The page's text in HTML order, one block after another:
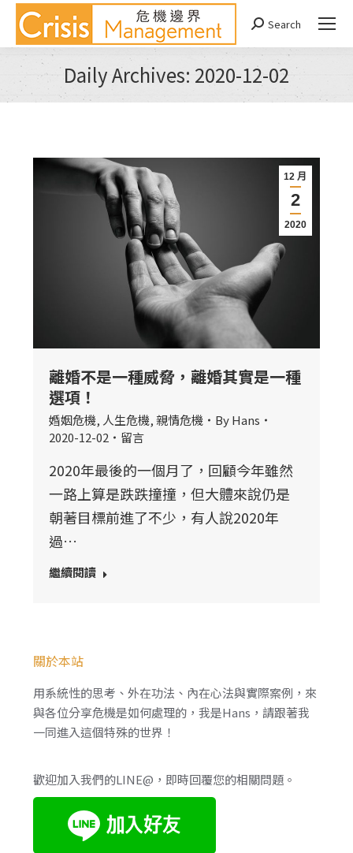
Search:
Search
Daily Archives: 2020-12-02
You are here:
12 月
2
2020
離婚不是一種威脅，離婚其實是一種
選項！
婚姻危機, 人生危機,親情危機 ByHans
2020-12-02
留言
2020年最後的一個月了，回顧今年雖然
一路上算是跌跌撞撞，但大體來說仍是
朝著目標前進了不少，有人說2020年
過…
繼續閱讀
關於本站
用系統性的思考、外在功法、內在心法與實際案例，來
與各位分享危機是如何處理的，我是Hans，請跟著我
一同進入這個特殊的世界！
歡迎加入我們的LINE@，即時回覆您的相關問題。